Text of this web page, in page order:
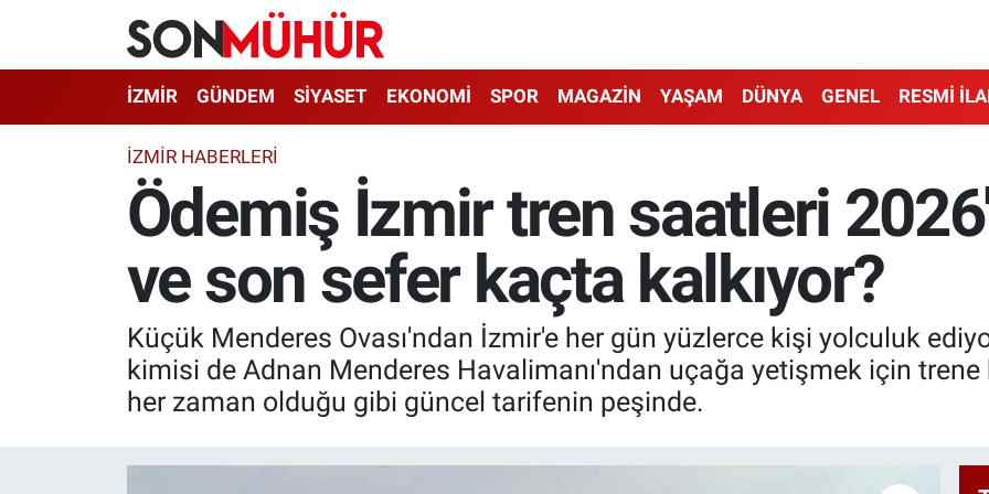
İZMİR GÜNDEM SİYASET EKONOMİ SPOR MAGAZİN YAŞAM DÜNYA GENEL RESMİ
İZMIR HABERLERI
Ödemiş İzmir tren saatleri
ve son sefer kaçta kalkıyor?
Küçük Menderes Ovası'ndan İzmir'e her gün yüzlerce kişi yolculuk
kimisi de Adnan Menderes Havalimanı'ndan uçağa yetişmek için
her zaman olduğu gibi güncel tarifenin peşinde.
İzmir Nöbetçi Eczaneler
İzmir Hava Durumu
İzmir Namaz Vakitleri
Süper Lig Puan Durumu ve Fikstür
Tüm Manşetler